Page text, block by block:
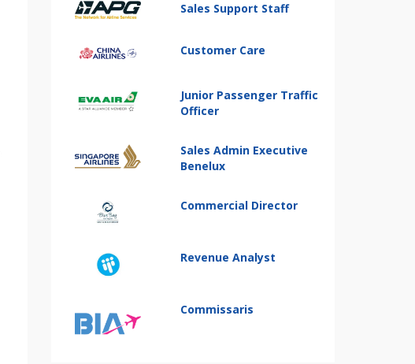
Sales Support Staff
Customer Care
Junior Passenger Traffic
Officer
Sales Admin Executive
Benelux
Commercial Director
Revenue Analyst
Commissaris